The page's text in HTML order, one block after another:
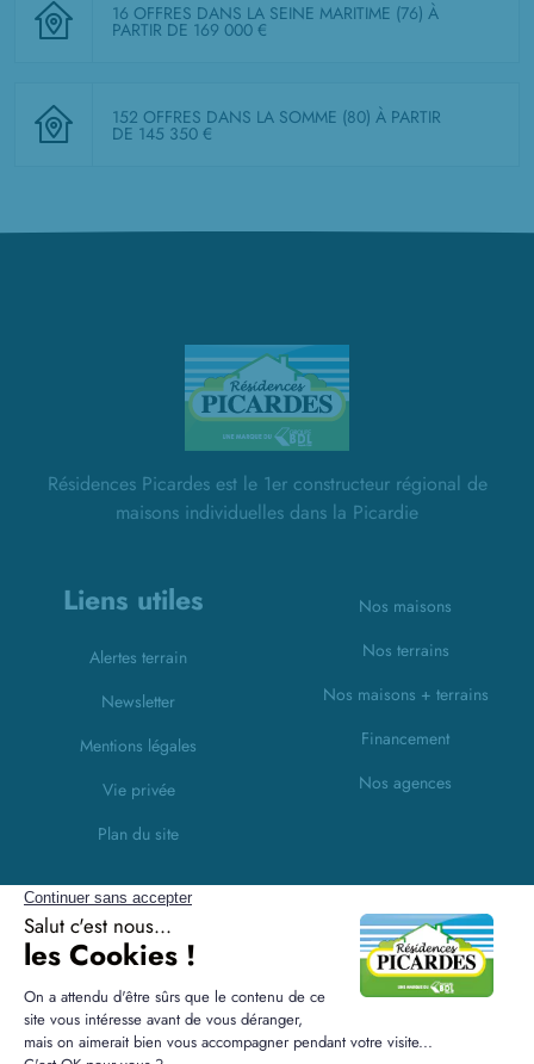
16 OFFRES DANS LA SEINE MARITIME (76) À
PARTIR DE 169 000 €
152 OFFRES DANS LA SOMME (80) À PARTIR
DE 145 350 €
Résidences Picardes est le 1er constructeur régional de
maisons individuelles dans la Picardie
Liens utiles
Alertes terrain
Newsletter
Mentions légales
Vie privée
Plan du site
Nos maisons
Nos terrains
Nos maisons + terrains
Financement
Nos agences